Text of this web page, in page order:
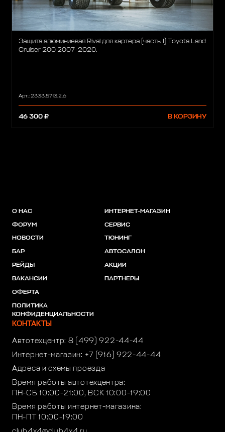
Защита алюминиевая Rival для картера (часть 1) Toyota Land
Cruiser 200 2007-2020.
Арт.: 2333.5713.2.6
46 300 ₽ В КОРЗИНУ
О НАС
ФОРУМ
НОВОСТИ
БАР
РЕЙДЫ
ВАКАНСИИ
ОФЕРТА
ПОЛИТИКА
КОНФИДЕНЦИАЛЬНОСТИ
ИНТЕРНЕТ-МАГАЗИН
СЕРВИС
ТЮНИНГ
АВТОСАЛОН
АКЦИИ
ПАРТНЕРЫ
КОНТАКТЫ
Автотехцентр: 8 (499) 922-44-44
Интернет-магазин: +7 (916) 922-44-44
Адреса и схемы проезда
Время работы автотехцентра:
ПН-СБ 10:00-21:00, ВСК 10:00-19:00
Время работы интернет-магазина:
ПН-ПТ 10:00-19:00